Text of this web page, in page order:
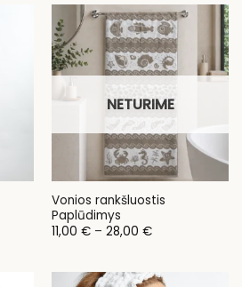
35,00 €
NETURIME
Vonios rankšluostis
Paplūdimys
11,00 € – 28,00 €Price
28,00 €